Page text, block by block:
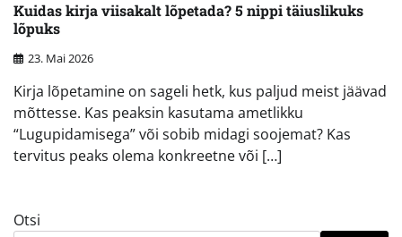
Kuidas kirja viisakalt lõpetada? 5 nippi täiuslikuks
lõpuks
23. Mai 2026
Kirja lõpetamine on sageli hetk, kus paljud meist jäävad
mõttesse. Kas peaksin kasutama ametlikku
“Lugupidamisega” või sobib midagi soojemat? Kas
tervitus peaks olema konkreetne või […]
Otsi